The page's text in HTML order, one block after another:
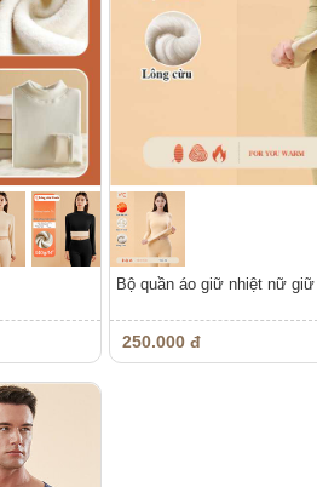
Bộ quần áo giữ nhiệt nữ giữ
250.000 đ